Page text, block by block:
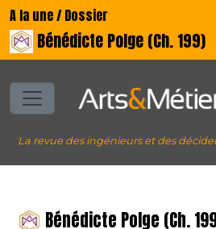
A la une / Dossier
Bénédicte Polge (Ch. 199)
La revue des ingénieurs et des
Bénédicte Polge (Ch.